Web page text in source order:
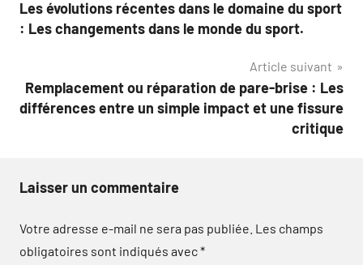
de
Les évolutions récentes dans le domaine du sport
: Les changements dans le monde du sport.
Article suivant
Remplacement ou réparation de pare-brise : Les
différences entre un simple impact et une fissure
critique
Laisser un commentaire
Votre adresse e-mail ne sera pas publiée. Les champs
obligatoires sont indiqués avec*